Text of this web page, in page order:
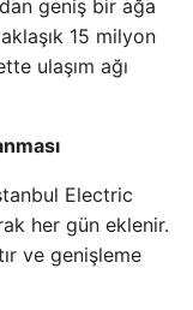
geniş bir ağa
15 milyon
ulaşım ağı
Electric
her gün eklenir.
ve genişleme